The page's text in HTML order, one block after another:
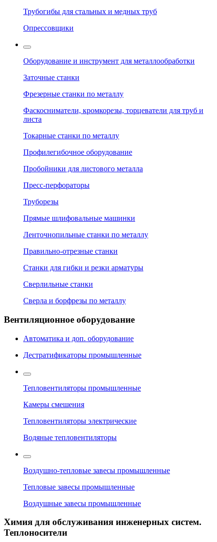
Трубогибы для стальных и медных труб
Опрессовщики
Оборудование и инструмент для металлообработки
Заточные станки
Фрезерные станки по металлу
Фаскосниматели, кромкорезы, торцеватели для труб и
листа
Токарные станки по металлу
Профилегибочное оборудование
Пробойники для листового металла
Пресс-перфораторы
Труборезы
Прямые шлифовальные машинки
Ленточнопильные станки по металлу
Правильно-отрезные станки
Станки для гибки и резки арматуры
Сверлильные станки
Сверла и борфрезы по металлу
Вентиляционное оборудование
Автоматика и доп. оборудование
Дестратификаторы промышленные
Тепловентиляторы промышленные
Камеры смешения
Тепловентиляторы электрические
Водяные тепловентиляторы
Воздушно-тепловые завесы промышленные
Тепловые завесы промышленные
Воздушные завесы промышленные
Химия для обслуживания инженерных систем.
Теплоносители